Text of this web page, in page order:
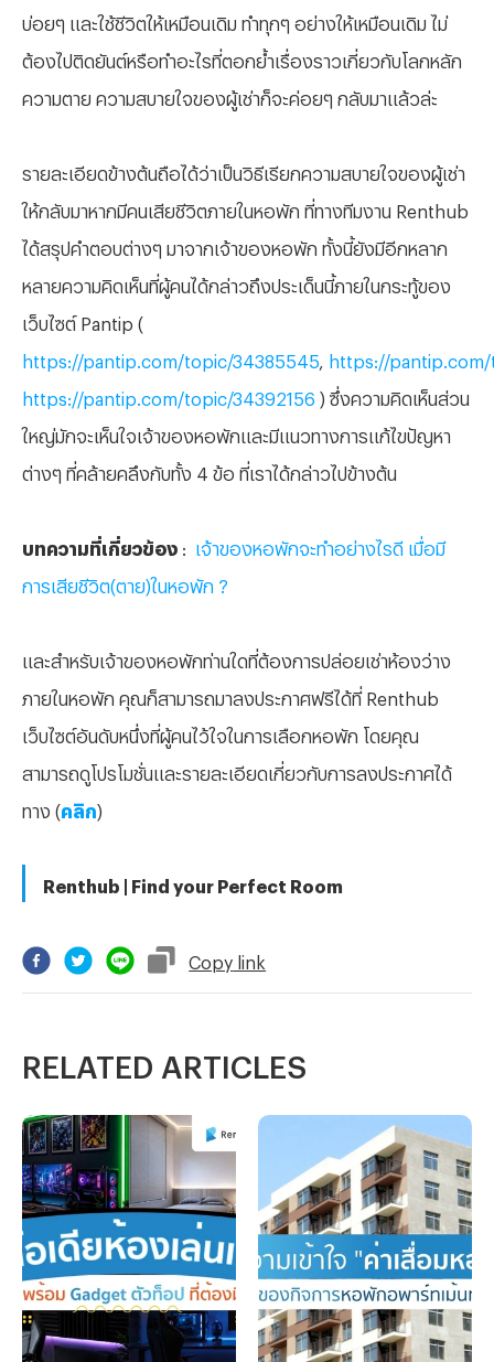
บ่อยๆ และใช้ชีวิตให้เหมือนเดิม ทำทุกๆ อย่างให้เหมือนเดิม ไม่
ต้องไปติดยันต์หรือทำอะไรที่ตอกย้ำเรื่องราวเกี่ยวกับโลกหลัก
ความตาย ความสบายใจของผู้เช่าก็จะค่อยๆ กลับมาแล้วล่ะ
รายละเอียดข้างต้นถือได้ว่าเป็นวิธีเรียกความสบายใจของผู้เช่า
ให้กลับมาหากมีคนเสียชีวิตภายในหอพัก ที่ทางทีมงาน Renthub
ได้สรุปคำตอบต่างๆ มาจากเจ้าของหอพัก ทั้งนี้ยังมีอีกหลาก
หลายความคิดเห็นที่ผู้คนได้กล่าวถึงประเด็นนี้ภายในกระทู้ของ
เว็บไซต์ Pantip (
https://pantip.com/topic/34385545 https://
https://pantip.com/topic/34392156 ) ซึ่งความคิดเห็นส่วน
ใหญ่มักจะเห็นใจเจ้าของหอพักและมีแนวทางการแก้ไขปัญหา
ต่างๆ ที่คล้ายคลึงกับทั้ง 4 ข้อ ที่เราได้กล่าวไปข้างต้น
บทความที่เกี่ยวข้อง : เจ้าของหอพักจะทำอย่างไรดี เมื่อมี
การเสียชีวิต(ตาย)ในหอพัก ?
และสำหรับเจ้าของหอพักท่านใดที่ต้องการปล่อยเช่าห้องว่าง
ภายในหอพัก คุณก็สามารถมาลงประกาศฟรีได้ที่ Renthub
เว็บไซต์อันดับหนึ่งที่ผู้คนไว้ใจในการเลือกหอพัก โดยคุณ
สามารถดูโปรโมชั่นและรายละเอียดเกี่ยวกับการลงประกาศได้
ทาง (คลิก)
Renthub | Find your Perfect Room
Copy link
RELATED ARTICLES